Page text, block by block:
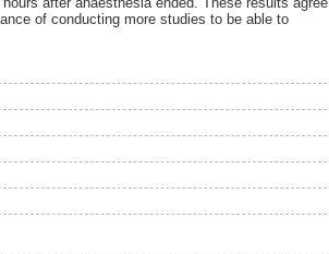
of conducting more studies to be able to